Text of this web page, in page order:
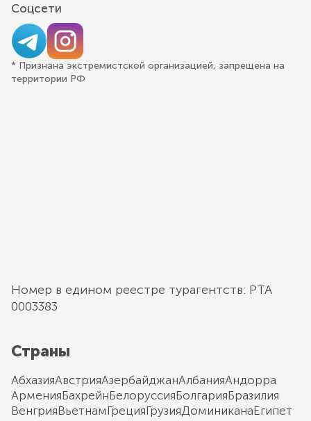
Соцсети
* Признана экстремистской организацией, запрещена на
территории РФ
Номер в едином реестре турагентств: РТА
0003383
Страны
АбхазияАвстрияАзербайджанАлбанияАндорра
АрменияБахрейнБелоруссияБолгарияБразилия
ВенгрияВьетнамГрецияГрузияДоминиканаЕгипет